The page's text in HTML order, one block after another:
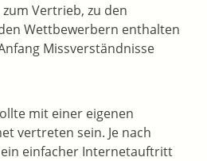
Vertrieb, zu den
Wettbewerbern enthalten
Missverständnisse
mit einer eigenen
vertreten sein. Je nach
einfacher Internetauftritt